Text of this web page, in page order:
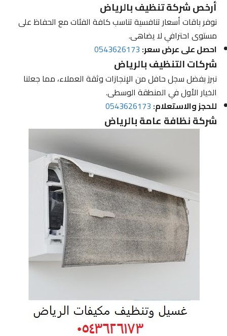
أرخص شركة تنظيف بالرياض
نوفر باقات أسعار تنافسية تناسب كافة الفئات مع الحفاظ على
مستوى احترافي لا يضاهى.
احصل على عرض سعر:0543626173
شركات التنظيف بالرياض
نبرز بفضل سجل حافل من الإنجازات وثقة العملاء، مما جعلنا
الخيار الأول في المنطقة الوسطى.
للحجز والاستعلام: 0543626173
شركة نظافة عامة بالرياض